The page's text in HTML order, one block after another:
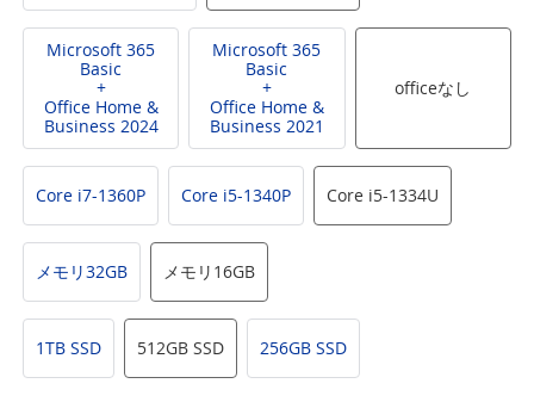
Microsoft 365
Basic
+
Office Home &
Business 2024
Microsoft 365
Basic
+
Office Home &
Business 2021
officeなし
Core i7-1360P Core i5-1340P Core i5-1334U
メモリ32GB メモリ16GB
1TB SSD 512GB SSD 256GB SSD